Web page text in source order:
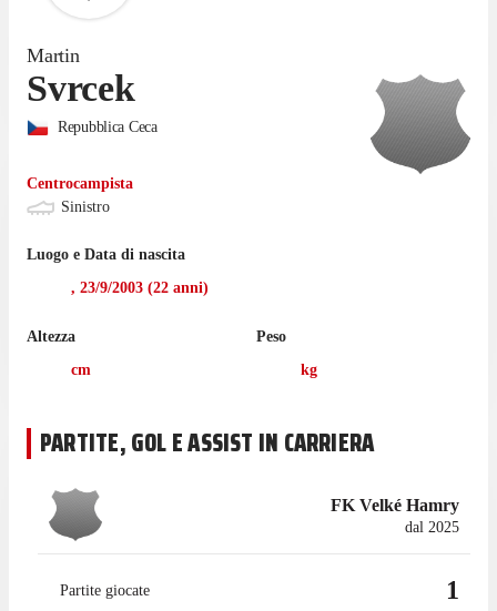
Martin
Svrcek
Repubblica Ceca
Centrocampista
Sinistro
Luogo e Data di nascita
, 23/9/2003 (22 anni)
Altezza
cm
Peso
kg
PARTITE, GOL E ASSIST IN CARRIERA
FK Velké Hamry
dal 2025
Partite giocate 1